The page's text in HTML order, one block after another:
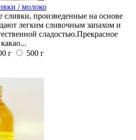
/ молоко
сливки, произведенные на основе
легким сливочным запахом и
сладостью.Прекрасное
г
500 г